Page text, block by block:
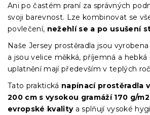
Ani po častém praní za správných
svoji barevnost. Lze kombinovat se
povlečení, nežehlí se a po usušení
Naše Jersey prostěradla jsou vyrobena
a jsou velice měkká, příjemná a hebká
uplatnění mají především v teplých
Tato praktická napínací prostěradla v
200 cm s vysokou gramáží 170 g/m2
evropské kvalitya splňují vysoké